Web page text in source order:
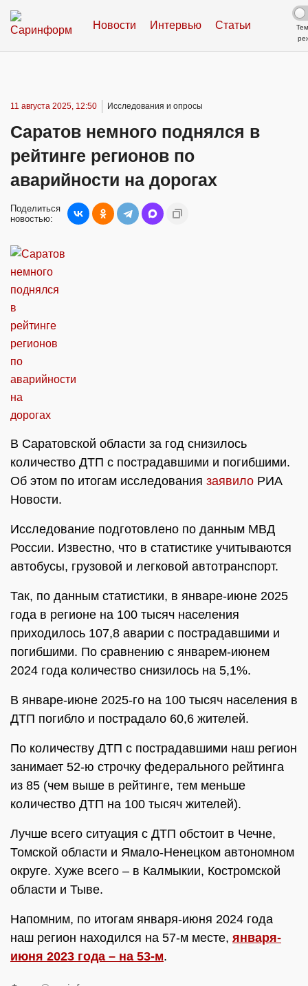
Новости Интервью Статьи
11 августа 2025, 12:50 Исследования и опросы
Саратов немного поднялся в
рейтинге регионов по
аварийности на дорогах
Поделиться
новостью:
В Саратовской области за год снизилось
количество ДТП с пострадавшими и погибшими.
Об этом по итогам исследования заявило РИА
Новости.
Исследование подготовлено по данным МВД
России. Известно, что в статистике учитываются
автобусы, грузовой и легковой автотранспорт.
Так, по данным статистики, в январе-июне 2025
года в регионе на 100 тысяч населения
приходилось 107,8 аварии с пострадавшими и
погибшими. По сравнению с январем-июнем
2024 года количество снизилось на 5,1%.
В январе-июне 2025-го на 100 тысяч населения в
ДТП погибло и пострадало 60,6 жителей.
По количеству ДТП с пострадавшими наш регион
занимает 52-ю строчку федерального рейтинга
из 85 (чем выше в рейтинге, тем меньше
количество ДТП на 100 тысяч жителей).
Лучше всего ситуация с ДТП обстоит в Чечне,
Томской области и Ямало-Ненецком автономном
округе. Хуже всего – в Калмыкии, Костромской
области и Тыве.
Напомним, по итогам января-июня 2024 года
наш регион находился на 57-м месте, января-
июня 2023 года – на 53-м.